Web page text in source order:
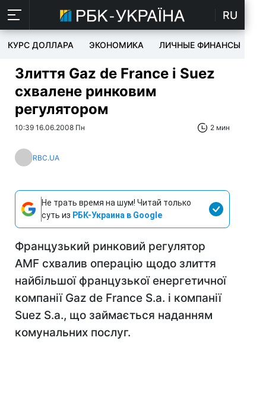
RU
КУРС ДОЛЛАРА ЭКОНОМИКА ЛИЧНЫЕ ФИНАНСЫ
Злиття Gaz de France і Suez
схвалене ринковим
регулятором
10:39 16.06.2008 Пн 2 мин
RBC.UA
Не трать время на шум! Читай только
суть из РБК-Украина в Google
Французький ринковий регулятор
AMF схвалив операцію щодо злиття
найбільшої французької енергетичної
компанії Gaz de France S.a. і компанії
Suez S.a., що займається наданням
комунальних послуг.